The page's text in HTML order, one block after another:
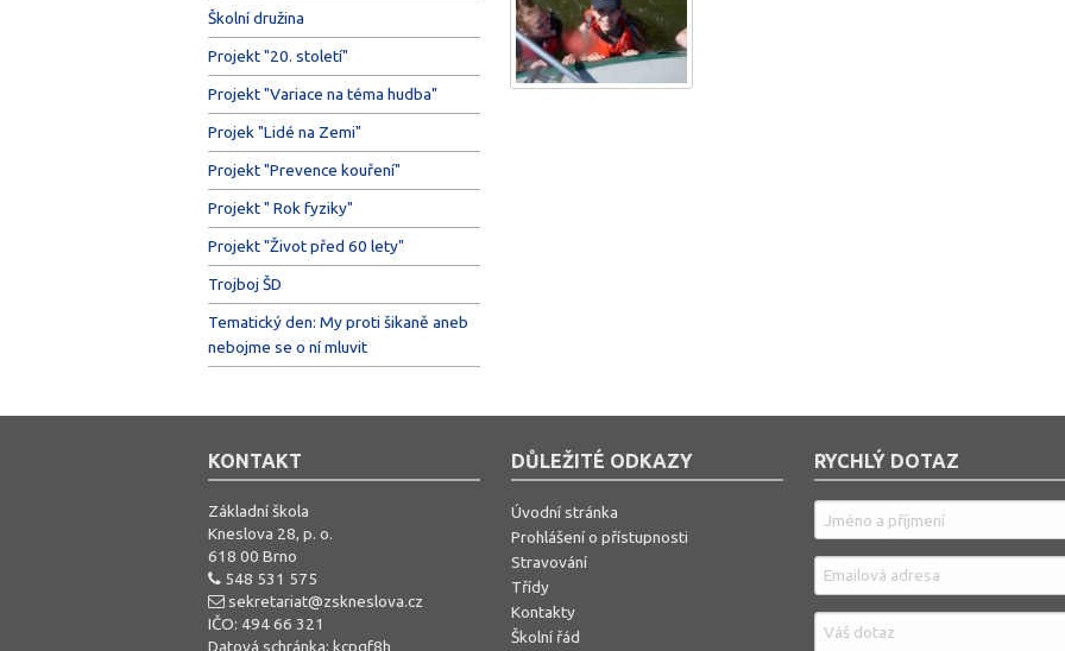
Školní družina
Projekt "20. století"
Projekt "Variace na téma hudba"
Projek "Lidé na Zemi"
Projekt "Prevence kouření"
Projekt " Rok fyziky"
Projekt "Život před 60 lety"
Trojboj ŠD
Tematický den: My proti šikaně aneb
nebojme se o ní mluvit
KONTAKT
Základní škola
Kneslova 28, p. o.
618 00 Brno
548 531 575
sekretariat@zskneslova.cz
IČO: 494 66 321
Datová schránka: kcpqf8h
DŮLEŽITÉ ODKAZY
Úvodní stránka
Prohlášení o přístupnosti
Stravování
Třídy
Kontakty
Školní řád
RYCHLÝ DOTAZ